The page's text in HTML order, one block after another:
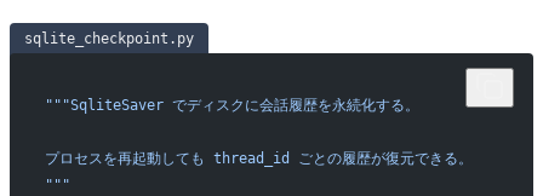
sqlite_checkpoint.py
"""SqliteSaver でディスクに会話履歴を永続化する。
プロセスを再起動しても thread_id ごとの履歴が復元できる。
"""